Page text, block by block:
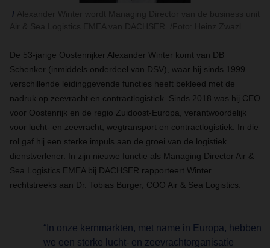
De 53-jarige Oostenrijker Alexander Winter komt van DB
Schenker (inmiddels onderdeel van DSV), waar hij sinds 1999
verschillende leidinggevende functies heeft bekleed met de
nadruk op zeevracht en contractlogistiek. Sinds 2018 was hij CEO
voor Oostenrijk en de regio Zuidoost-Europa, verantwoordelijk
voor lucht- en zeevracht, wegtransport en contractlogistiek. In die
rol gaf hij een sterke impuls aan de groei van de logistiek
dienstverlener. In zijn nieuwe functie als Managing Director Air &
Sea Logistics EMEA bij DACHSER rapporteert Winter
rechtstreeks aan Dr. Tobias Burger, COO Air & Sea Logistics.
“In onze kernmarkten, met name in Europa, hebben
we een sterke lucht- en zeevrachtorganisatie